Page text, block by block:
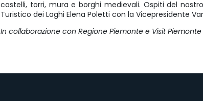
castelli, torri, mura e borghi medievali. Ospiti del
Turistico dei Laghi Elena Poletti con la Vicepresidente
In collaborazione con Regione Piemonte e Visit Piemonte